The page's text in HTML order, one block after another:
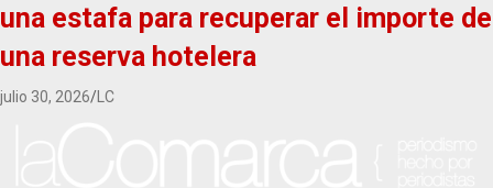
una estafa para recuperar el importe de
una reserva hotelera
julio 30, 2026 LC